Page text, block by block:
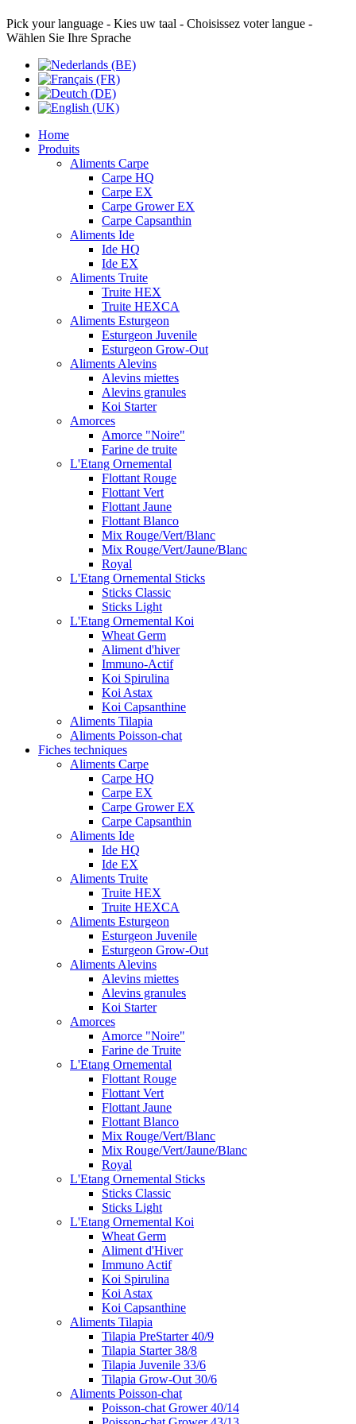
Pick your language - Kies uw taal - Choisissez voter langue -
Wählen Sie Ihre Sprache
Home
Produits
Aliments Carpe
Carpe HQ
Carpe EX
Carpe Grower EX
Carpe Capsanthin
Aliments Ide
Ide HQ
Ide EX
Aliments Truite
Truite HEX
Truite HEXCA
Aliments Esturgeon
Esturgeon Juvenile
Esturgeon Grow-Out
Aliments Alevins
Alevins miettes
Alevins granules
Koi Starter
Amorces
Amorce "Noire"
Farine de truite
L'Etang Ornemental
Flottant Rouge
Flottant Vert
Flottant Jaune
Flottant Blanco
Mix Rouge/Vert/Blanc
Mix Rouge/Vert/Jaune/Blanc
Royal
L'Etang Ornemental Sticks
Sticks Classic
Sticks Light
L'Etang Ornemental Koi
Wheat Germ
Aliment d'hiver
Immuno-Actif
Koi Spirulina
Koi Astax
Koi Capsanthine
Aliments Tilapia
Aliments Poisson-chat
Fiches techniques
Aliments Carpe
Carpe HQ
Carpe EX
Carpe Grower EX
Carpe Capsanthin
Aliments Ide
Ide HQ
Ide EX
Aliments Truite
Truite HEX
Truite HEXCA
Aliments Esturgeon
Esturgeon Juvenile
Esturgeon Grow-Out
Aliments Alevins
Alevins miettes
Alevins granules
Koi Starter
Amorces
Amorce "Noire"
Farine de Truite
L'Etang Ornemental
Flottant Rouge
Flottant Vert
Flottant Jaune
Flottant Blanco
Mix Rouge/Vert/Blanc
Mix Rouge/Vert/Jaune/Blanc
Royal
L'Etang Ornemental Sticks
Sticks Classic
Sticks Light
L'Etang Ornemental Koi
Wheat Germ
Aliment d'Hiver
Immuno Actif
Koi Spirulina
Koi Astax
Koi Capsanthine
Aliments Tilapia
Tilapia PreStarter 40/9
Tilapia Starter 38/8
Tilapia Juvenile 33/6
Tilapia Grow-Out 30/6
Aliments Poisson-chat
Poisson-chat Grower 40/14